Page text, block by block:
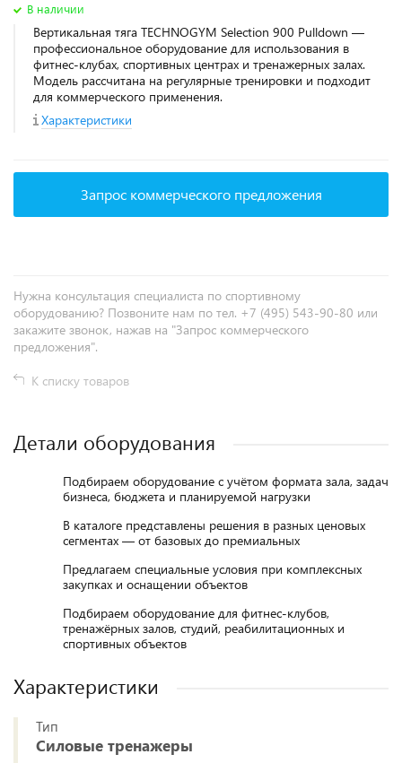
В наличии
Вертикальная тяга TECHNOGYM Selection 900 Pulldown —
профессиональное оборудование для использования в
фитнес‑клубах, спортивных центрах и тренажерных залах.
Модель рассчитана на регулярные тренировки и подходит
для коммерческого применения.
Характеристики
Запрос коммерческого предложения
Нужна консультация специалиста по спортивному
оборудованию? Позвоните нам по тел. +7 (495) 543-90-80 или
закажите звонок, нажав на "Запрос коммерческого
предложения".
К списку товаров
Детали оборудования
Подбираем оборудование с учётом формата зала, задач
бизнеса, бюджета и планируемой нагрузки
В каталоге представлены решения в разных ценовых
сегментах — от базовых до премиальных
Предлагаем специальные условия при комплексных
закупках и оснащении объектов
Подбираем оборудование для фитнес-клубов,
тренажёрных залов, студий, реабилитационных и
спортивных объектов
Характеристики
Тип
Силовые тренажеры